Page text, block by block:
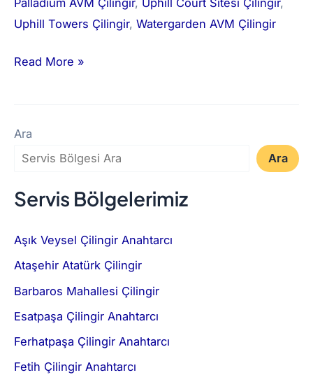
Uphill Towers Çilingir, Watergarden AVM Çilingir
Read More »
Ara
Ara
Servis Bölgelerimiz
Aşık Veysel Çilingir Anahtarcı
Ataşehir Atatürk Çilingir
Barbaros Mahallesi Çilingir
Esatpaşa Çilingir Anahtarcı
Ferhatpaşa Çilingir Anahtarcı
Fetih Çilingir Anahtarcı